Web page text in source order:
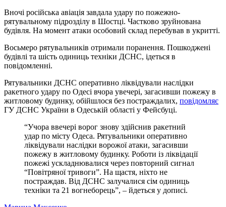
Вночі російська авіація завдала удару по пожежно-
рятувальному підрозділу в Шостці. Частково зруйнована
будівля. На момент атаки особовий склад перебував в укритті.
Восьмеро рятувальників отримали поранення. Пошкоджені
будівлі та шість одиниць техніки ДСНС, ідеться в
повідомленні.
Рятувальники ДСНС оперативно ліквідували наслідки
ракетного удару по Одесі вчора увечері, загасивши пожежу в
житловому будинку, обійшлося без постраждалих, повідомляє
ГУ ДСНС України в Одеській області у Фейсбуці.
“Учора ввечері ворог знову здійснив ракетний
удар по місту Одеса. Рятувальники оперативно
ліквідували наслідки ворожої атаки, загасивши
пожежу в житловому будинку. Роботи із ліквідації
пожежі ускладнювалися через повторний сигнал
“Повітряної тривоги”. На щастя, ніхто не
постраждав. Від ДСНС залучалися сім одиниць
техніки та 21 вогнеборець”, – йдеться у дописі.